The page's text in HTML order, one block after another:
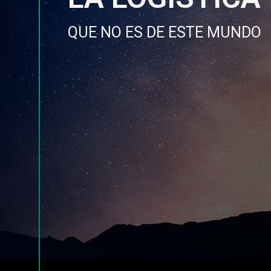
QUE NO ES DE ESTE MUNDO